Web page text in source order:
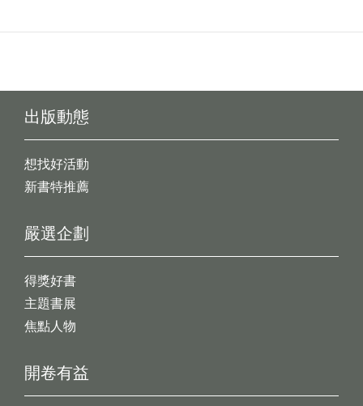
出版動態
想找好活動
新書特推薦
開卷有益
嚴選企劃
得獎好書
主題書展
焦點人物